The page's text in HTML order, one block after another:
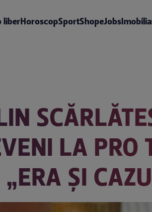
liberHoroscopSportShopeJobs
LA PRO
ȘI